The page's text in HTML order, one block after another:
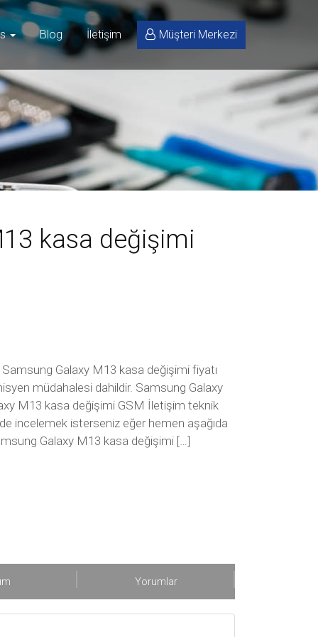
Blog İletişim Müşteri Merkezi
kasa değişimi
Galaxy M13 kasa değişimi fiyatı
müdahalesi dahildir. Samsung Galaxy
M13 kasa değişimi GSM İletişim teknik
incelemek isterseniz eğer hemen aşağıda
Galaxy M13 kasa değişimi […]
Yorumlar